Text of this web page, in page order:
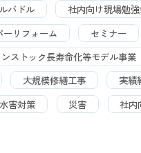
バドル 社内向け現場勉
ーリフォーム セミナー
ストック長寿命化等モデル事業
大規模修繕工事 実績
水害対策 災害 社内